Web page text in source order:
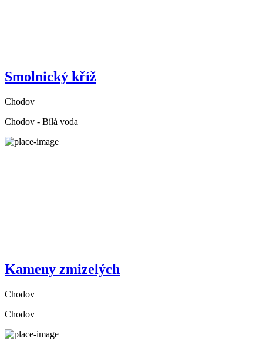
Smolnický kříž
Chodov
Chodov - Bílá voda
Kameny zmizelých
Chodov
Chodov